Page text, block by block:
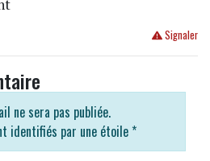
Signaler
ne sera pas publiée.
identifiés par une étoile *